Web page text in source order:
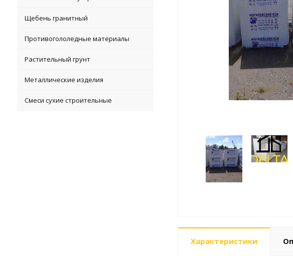
Щебень гранитный
Противогололедные материалы
Растительный грунт
Металлические изделия
Смеси сухие строительные
Характеристики